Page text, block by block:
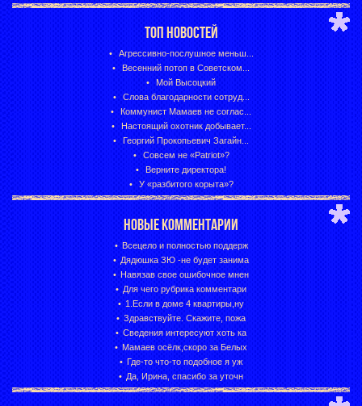
ТОП НОВОСТЕЙ
Агрессивно-послушное меньш...
Весенний потоп в Советском...
Мой Высоцкий
Слова благодарности сотруд...
Коммунист Мамаев не соглас...
Настоящий охотник добывает...
Георгий Прокопьевич Загайн...
Совсем не «Patriot»?
Верните директора!
У «разбитого корыта»?
НОВЫЕ КОММЕНТАРИИ
Всецело и полностью поддерж
Дядюшка ЗЮ -не будет занима
Навязав свое ошибочное мнен
Для чего рубрика комментари
1.Если в доме 4 квартиры,ну
Здравствуйте. Скажите, пожа
Сведения интересуют хоть ка
Мамаев осёлк,скоро за Белых
Где-то что-то подобное я уж
Да, Ирина, спасибо за уточн